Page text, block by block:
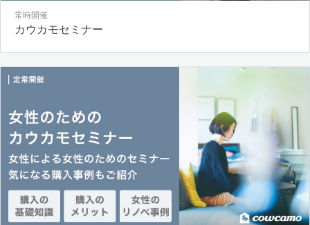
常時開催
カウカモセミナー